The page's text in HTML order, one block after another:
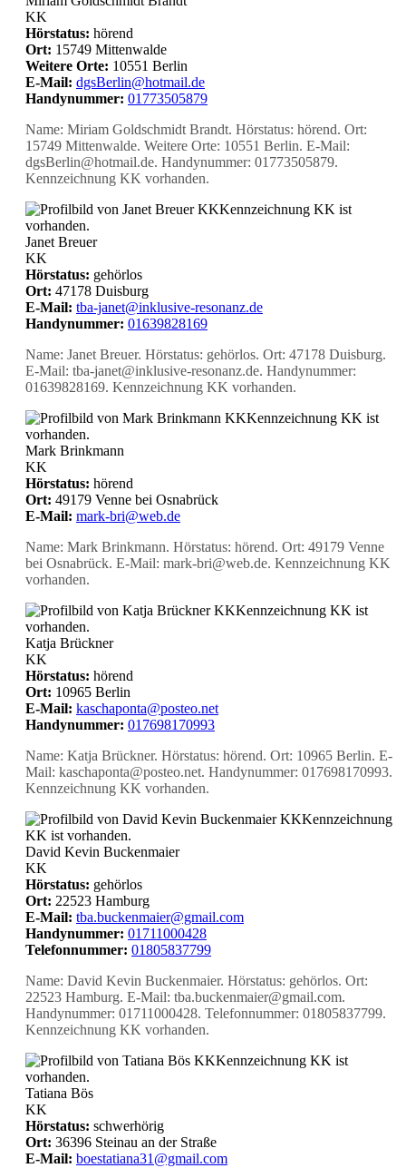
KK
Hörstatus: hörend
Ort: 15749 Mittenwalde
Weitere Orte: 10551 Berlin
E-Mail: dgsBerlin@hotmail.de
Handynummer: 01773505879
Name: Miriam Goldschmidt Brandt. Hörstatus: hörend. Ort:
15749 Mittenwalde. Weitere Orte: 10551 Berlin. E-Mail:
dgsBerlin@hotmail.de. Handynummer: 01773505879.
Kennzeichnung KK vorhanden.
KKKennzeichnung KK ist
vorhanden.
Janet Breuer
KK
Hörstatus: gehörlos
Ort: 47178 Duisburg
E-Mail: tba-janet@inklusive-resonanz.de
Handynummer: 01639828169
Name: Janet Breuer. Hörstatus: gehörlos. Ort: 47178 Duisburg.
E-Mail: tba-janet@inklusive-resonanz.de. Handynummer:
01639828169. Kennzeichnung KK vorhanden.
KKKennzeichnung KK ist
vorhanden.
Mark Brinkmann
KK
Hörstatus: hörend
Ort: 49179 Venne bei Osnabrück
E-Mail: mark-bri@web.de
Name: Mark Brinkmann. Hörstatus: hörend. Ort: 49179 Venne
bei Osnabrück. E-Mail: mark-bri@web.de. Kennzeichnung KK
vorhanden.
KKKennzeichnung KK ist
vorhanden.
Katja Brückner
KK
Hörstatus: hörend
Ort: 10965 Berlin
E-Mail: kaschaponta@posteo.net
Handynummer: 017698170993
Name: Katja Brückner. Hörstatus: hörend. Ort: 10965 Berlin. E-
Mail: kaschaponta@posteo.net. Handynummer: 017698170993.
Kennzeichnung KK vorhanden.
KKKennzeichnung
KK ist vorhanden.
David Kevin Buckenmaier
KK
Hörstatus: gehörlos
Ort: 22523 Hamburg
E-Mail: tba.buckenmaier@gmail.com
Handynummer: 01711000428
Telefonnummer: 01805837799
Name: David Kevin Buckenmaier. Hörstatus: gehörlos. Ort:
22523 Hamburg. E-Mail: tba.buckenmaier@gmail.com.
Handynummer: 01711000428. Telefonnummer: 01805837799.
Kennzeichnung KK vorhanden.
KKKennzeichnung KK ist
vorhanden.
Tatiana Bös
KK
Hörstatus: schwerhörig
Ort: 36396 Steinau an der Straße
E-Mail: boestatiana31@gmail.com